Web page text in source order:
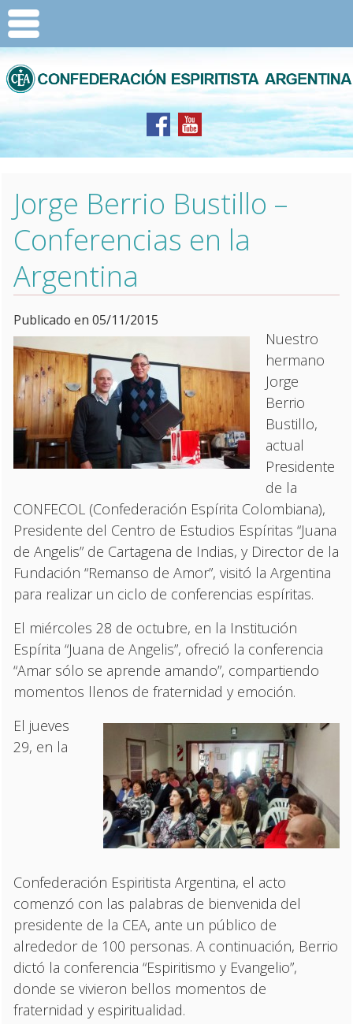
Jorge Berrio Bustillo –
Conferencias en la
Argentina
Publicado en 05/11/2015
Nuestro
hermano
Jorge
Berrio
Bustillo,
actual
Presidente
de la
CONFECOL (Confederación Espírita Colombiana),
Presidente del Centro de Estudios Espíritas “Juana
de Angelis” de Cartagena de Indias, y Director de la
Fundación “Remanso de Amor”, visitó la Argentina
para realizar un ciclo de conferencias espíritas.
El miércoles 28 de octubre, en la Institución
Espírita “Juana de Angelis”, ofreció la conferencia
“Amar sólo se aprende amando”, compartiendo
momentos llenos de fraternidad y emoción.
El jueves
29, en la
Confederación Espiritista Argentina, el acto
comenzó con las palabras de bienvenida del
presidente de la CEA, ante un público de
alrededor de 100 personas. A continuación, Berrio
dictó la conferencia “Espiritismo y Evangelio”,
donde se vivieron bellos momentos de
fraternidad y espiritualidad.